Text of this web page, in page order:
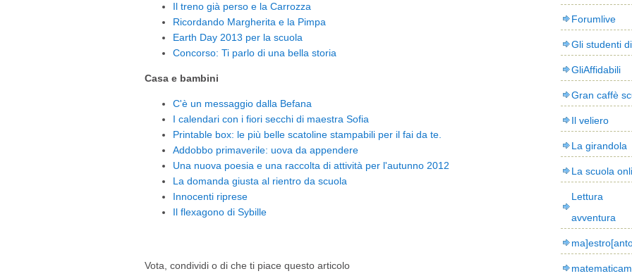
Il treno già perso e la Carrozza
Ricordando Margherita e la Pimpa
Earth Day 2013 per la scuola
Concorso: Ti parlo di una bella storia
Casa e bambini
C'è un messaggio dalla Befana
I calendari con i fiori secchi di maestra Sofia
Printable box: le più belle scatoline stampabili per il fai da te.
Addobbo primaverile: uova da appendere
Una nuova poesia e una raccolta di attività per l'autunno 2012
La domanda giusta al rientro da scuola
Innocenti riprese
Il flexagono di Sybille
Vota, condividi o di che ti piace questo articolo
Forumlive
Gli studenti
GliAffidabili
Gran caffè
Il veliero
La girandola
La scuola
avventura